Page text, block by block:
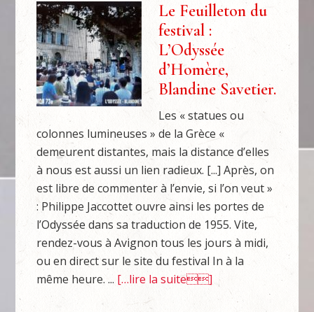
Le Feuilleton du
festival :
L’Odyssée
d’Homère,
Blandine Savetier.
Les « statues ou
colonnes lumineuses » de la Grèce «
demeurent distantes, mais la distance d’elles
à nous est aussi un lien radieux. [...] Après, on
est libre de commenter à l’envie, si l’on veut »
: Philippe Jaccottet ouvre ainsi les portes de
l’Odyssée dans sa traduction de 1955. Vite,
rendez-vous à Avignon tous les jours à midi,
ou en direct sur le site du festival In à la
même heure. ... […lire la suite]